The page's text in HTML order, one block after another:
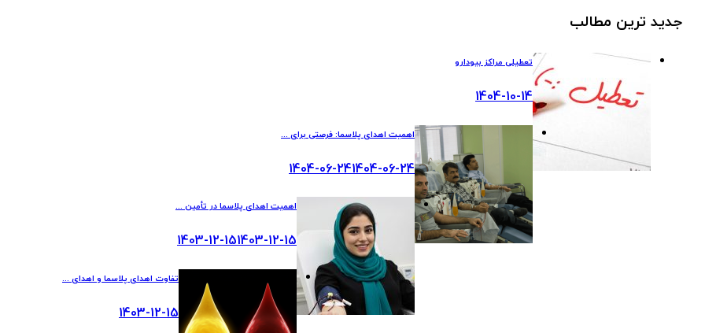
جدید ترین مطالب
تعطیلی مراکز بیودارو
1404-10-14
اهمیت اهدای پلاسما: فرصتی برای ...
1404-06-241404-06-24
اهمیت اهدای پلاسما در تأمین ...
1403-12-151403-12-15
تفاوت اهدای پلاسما و اهدای ...
1403-12-15